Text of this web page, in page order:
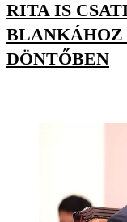
RITA IS
DÖNTŐBEN